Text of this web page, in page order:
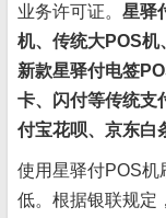
业务许可证。 星驿
机、传统大POS机
新款星驿付电签
卡、闪付等传统支
付宝花呗、京东白
使用星驿付POS机
低。根据银联规定